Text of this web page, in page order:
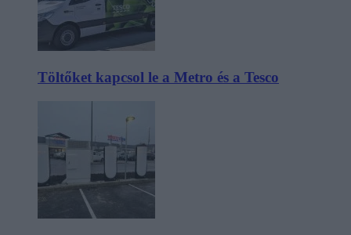
Töltőket kapcsol le a Metro és a Tesco